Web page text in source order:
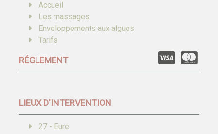
Accueil
Les massages
Enveloppements aux algues
Tarifs
RÉGLEMENT
LIEUX D'INTERVENTION
27 - Eure